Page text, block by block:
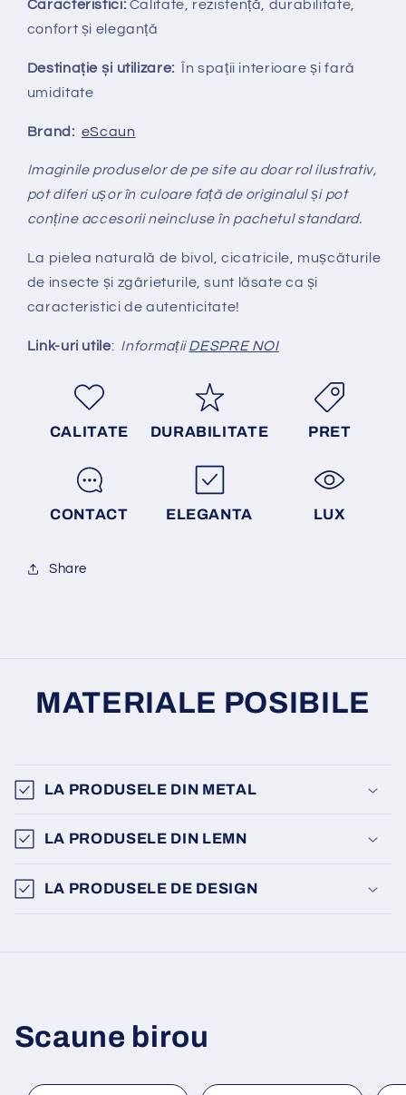
Caracteristici: Calitate, rezistență, durabilitate,
confort și eleganță
Destinație și utilizare: În spații interioare și fară
umiditate
Brand: eScaun
Imaginile produselor de pe site au doar rol ilustrativ,
pot diferi ușor în culoare față de originalul și pot
conține accesorii neincluse în pachetul standard.
La pielea naturală de bivol, cicatricile, mușcăturile
de insecte și zgârieturile, sunt lăsate ca și
caracteristici de autenticitate!
Link-uri utile: InformațiiDESPRE NOI
CALITATE DURABILITATE PRET
CONTACT ELEGANTA LUX
Share
MATERIALE POSIBILE
LA PRODUSELE DIN METAL
LA PRODUSELE DIN LEMN
LA PRODUSELE DE DESIGN
Scaune birou